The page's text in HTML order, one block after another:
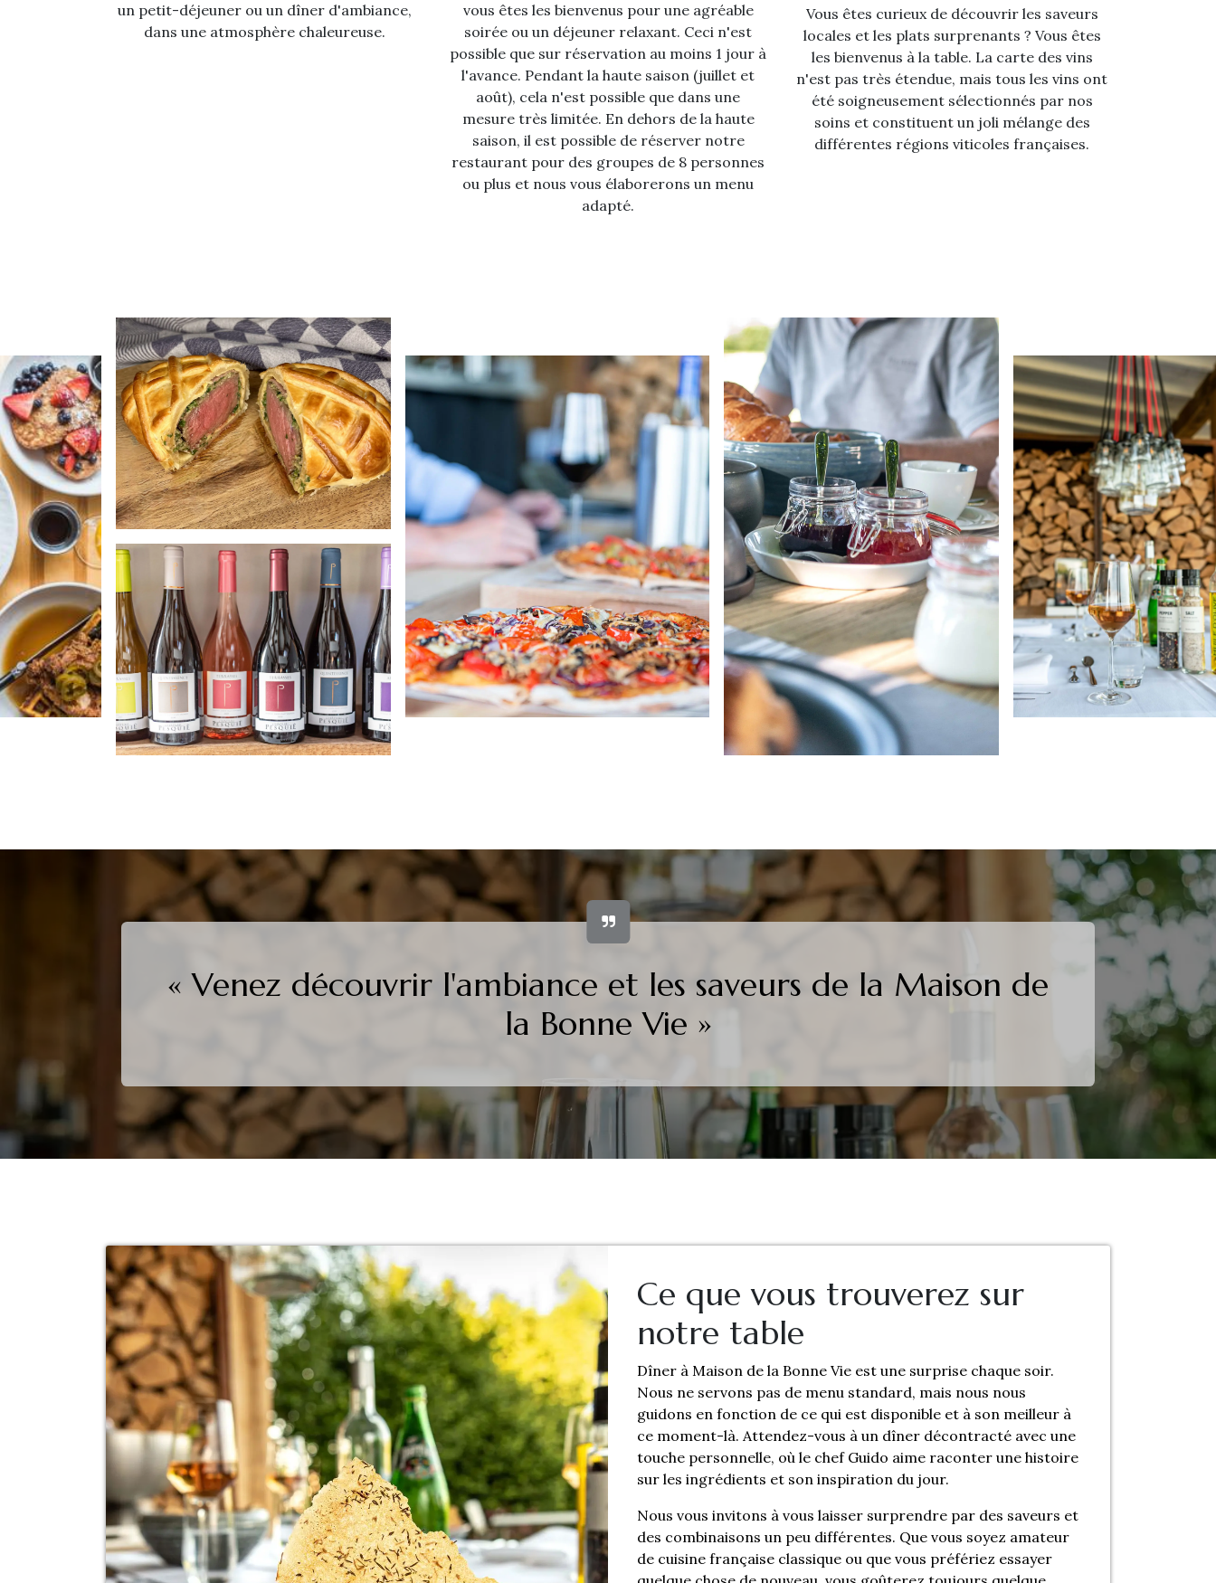
un petit-déjeuner ou un dîner d'ambiance,
dans une atmosphère chaleureuse.
vous êtes les bienvenus pour une agréable
soirée ou un déjeuner relaxant. Ceci n'est
possible que sur réservation au moins 1 jour à
l'avance. Pendant la haute saison (juillet et
août), cela n'est possible que dans une
mesure très limitée. En dehors de la haute
saison, il est possible de réserver notre
restaurant pour des groupes de 8 personnes
ou plus et nous vous élaborerons un menu
adapté.
Vous êtes curieux de découvrir les saveurs
locales et les plats surprenants ? Vous êtes
les bienvenus à la table. La carte des vins
n'est pas très étendue, mais tous les vins ont
été soigneusement sélectionnés par nos
soins et constituent un joli mélange des
différentes régions viticoles françaises.
« Venez découvrir l'ambiance et les saveurs de la Maison de
la Bonne Vie »
Ce que vous trouverez sur
notre table
Dîner à Maison de la Bonne Vie est une surprise chaque soir.
Nous ne servons pas de menu standard, mais nous nous
guidons en fonction de ce qui est disponible et à son meilleur à
ce moment-là. Attendez-vous à un dîner décontracté avec une
touche personnelle, où le chef Guido aime raconter une histoire
sur les ingrédients et son inspiration du jour.
Nous vous invitons à vous laisser surprendre par des saveurs et
des combinaisons un peu différentes. Que vous soyez amateur
de cuisine française classique ou que vous préfériez essayer